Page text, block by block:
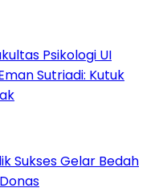
Psikologi UI
Sutriadi: Kutuk
Sukses Gelar Bedah